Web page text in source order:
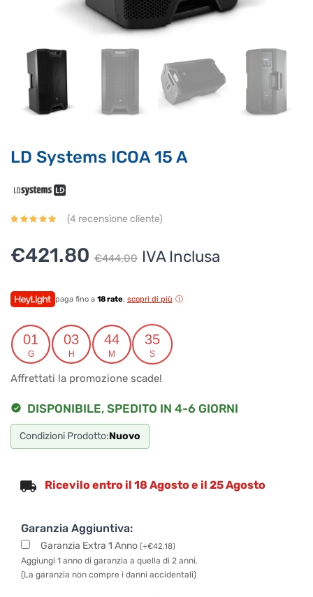
LD Systems ICOA 15 A
(4 recensione cliente)
€444.00 Il
originale
era:
€444.00.
€421.80
Il
attuale
è:
€421.80.
IVA Inclusa
paga fino a 18 rate, scopri di più
01
G
03
H
44
M
34
S
Affrettati la promozione scade!
DISPONIBILE, SPEDITO IN 4-6 GIORNI
Condizioni Prodotto:Nuovo
Ricevilo entro il 18 Agosto e il 25 Agosto
Garanzia Aggiuntiva:
Garanzia Extra 1 Anno (+€42.18)
Aggiungi 1 anno di garanzia a quella di 2 anni.
(La garanzia non compre i danni accidentali)
Ciao, Come posso aiutarti?
prodotti.